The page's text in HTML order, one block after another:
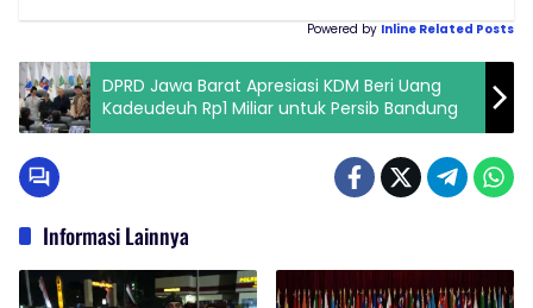
Powered by Inline Related Posts
DPRD Jawa Barat Apresiasi KDM Beri Uang
Kadeudeuh Rp1 Miliar untuk Persib Bandung
Informasi Lainnya